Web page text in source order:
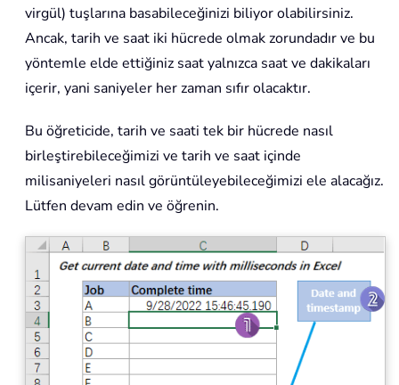
virgül) tuşlarına basabileceğinizi biliyor olabilirsiniz.
Ancak, tarih ve saat iki hücrede olmak zorundadır ve bu
yöntemle elde ettiğiniz saat yalnızca saat ve dakikaları
içerir, yani saniyeler her zaman sıfır olacaktır.
Bu öğreticide, tarih ve saati tek bir hücrede nasıl
birleştirebileceğimizi ve tarih ve saat içinde
milisaniyeleri nasıl görüntüleyebileceğimizi ele alacağız.
Lütfen devam edin ve öğrenin.